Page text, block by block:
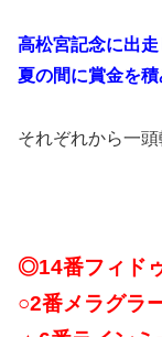
高松宮記念に出
夏の間に賞金を積
それぞれから一頭
◎14番フィド
○2番メラグラ